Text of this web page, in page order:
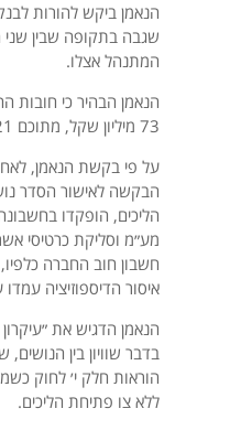
הנאמן ביקש להורות
שגבה בתקופה שבין
המתנהל אצלו.
הנאמן הבהיר כי
73 מיליון שקל, מתוכם 21 מיליון שקל לבנק לאומי.
על פי בקשת הנאמן,
הבקשה לאישור הסדר
מע״מ וסליקת כרטיסי
חשבון חוב החברה
איסור הדיספוזיציה
הנאמן הדגיש את
בדבר שוויון בין
הוראות חלק י׳ לחוק
ללא צו פתיחת הליכים.